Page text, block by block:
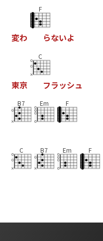
変わ
F
らないよ
東京
C
フラッシュ
B7 Em F
C B7 Em F